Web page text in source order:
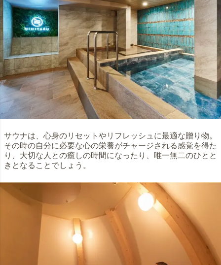
サウナは、心身のリセットやリフレッシュに最適な贈り物。
その時の自分に必要な心の栄養がチャージされる感覚を得た
り、大切な人との癒しの時間になったり、唯一無二のひとと
きとなることでしょう。